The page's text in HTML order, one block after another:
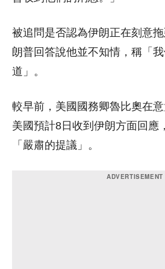
被追問是否認為伊朗正在刻意
朗普回答說他並不知情，稱「
道」。
較早前，美國國務卿魯比奧在
美國預計8日收到伊朗方面回應
「嚴肅的提議」。